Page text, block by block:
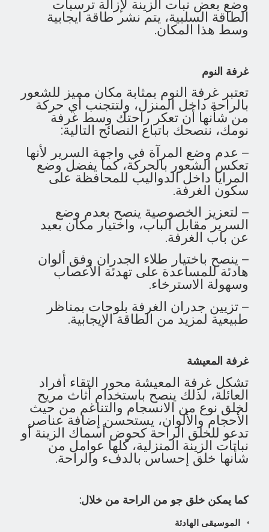
وضع بعض نبات الزينة لإزالة ترسبات
الطاقة السلبية، يتم نشر طاقة ايجابية
وسط هذا المكان.
غرفة النوم
تعتبر غرفة النوم بمثابة مكان مميز للشعور
بالراحة داخل المنزل، ولتتجنب أي حركة
من شأنها أن تعكر راحتك وسط غرفة
نومك، ننصحك باتباع النصائح التالية:
– عدم وضع المرآة في واجهة السرير لأنها
تعكس الشعور بالحركة، كما يفضل وضع
المرايا داخل الدواليب للمحافظة على
سكون الغرفة.
– لتعزيز الخصوصية ينصح بعدم وضع
السرير مقابل الباب، واختيار مكان بعيد
عن باب الغرفة.
– ينصح باختيار طلاء الجدران وفق ألوان
هادئة للمساعدة على تهدئة الأعصاب
وسهولة الاسترخاء.
– تزيين جدران الغرفة بلوحات بمناظر
طبيعية لمزيد من الطاقة الإيجابية.
غرفة المعيشة
تشكل غرفة المعيشة محور التقاء أفراد
العائلة، لذلك ينصح باستخدام أثاث مريح
لخلق نوع من الانسجام والتناغم من حيث
الأحجام والألوان، يستحسن إضافة عناصر
تدعو للخلق الراحة كحوض أسماك الزينة أو
نباتات الزينة المنزلية، كلها عوامل من
شأنها خلق إحساس بالدفء والراحة.
كما يمكن خلق جو من الراحة من خلال:
الموسيقى الهادئة